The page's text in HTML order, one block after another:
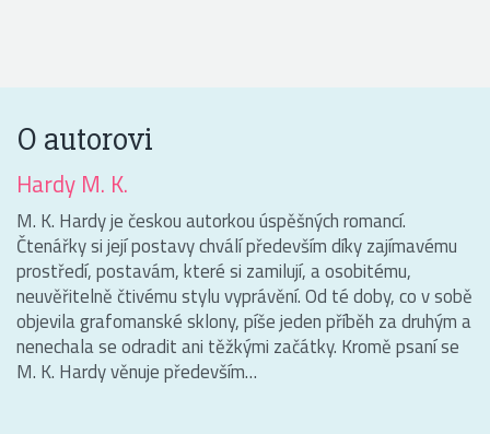
O autorovi
Hardy M. K.
M. K. Hardy je českou autorkou úspěšných romancí.
Čtenářky si její postavy chválí především díky zajímavému
prostředí, postavám, které si zamilují, a osobitému,
neuvěřitelně čtivému stylu vyprávění. Od té doby, co v sobě
objevila grafomanské sklony, píše jeden příběh za druhým a
nenechala se odradit ani těžkými začátky. Kromě psaní se
M. K. Hardy věnuje především…